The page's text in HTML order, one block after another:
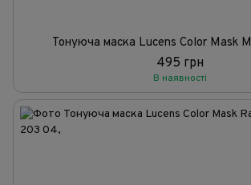
Тонуюча маска Lucens Color Mask
495 грн
В наявності